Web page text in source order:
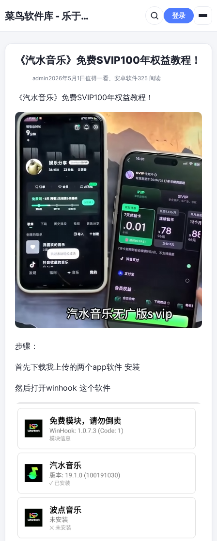
菜鸟软件库 - 乐于分享免费资源平台 登录
《汽水音乐》免费SVIP100年权益教程！
admin2026年5月1日 值得一看、 安卓软件325 阅读
《汽水音乐》免费SVIP100年权益教程！
步骤：
首先下载我上传的两个app软件 安装
然后打开winhook 这个软件